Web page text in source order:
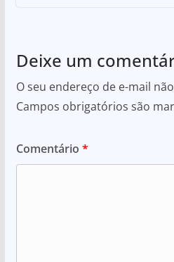
Deixe um
O seu endereço de e-mail
Campos obrigatórios são
Comentário *